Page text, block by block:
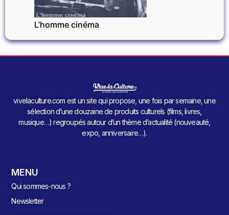
L’homme cinéma
vivelaculture.com est un site qui propose, une fois par semaine, une
sélection d’une douzaine de produits culturels (films, livres,
musique…) regroupés autour d’un thème d’actualité (nouveauté,
expo, anniversaire…).
MENU
Qui sommes-nous ?
Newsletter